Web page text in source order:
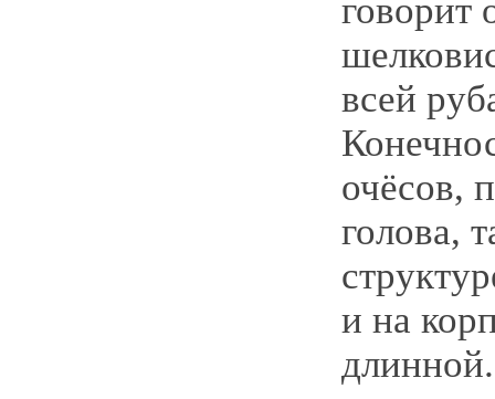
говорит
всей
очёсов,
голова,
и на
длинной.